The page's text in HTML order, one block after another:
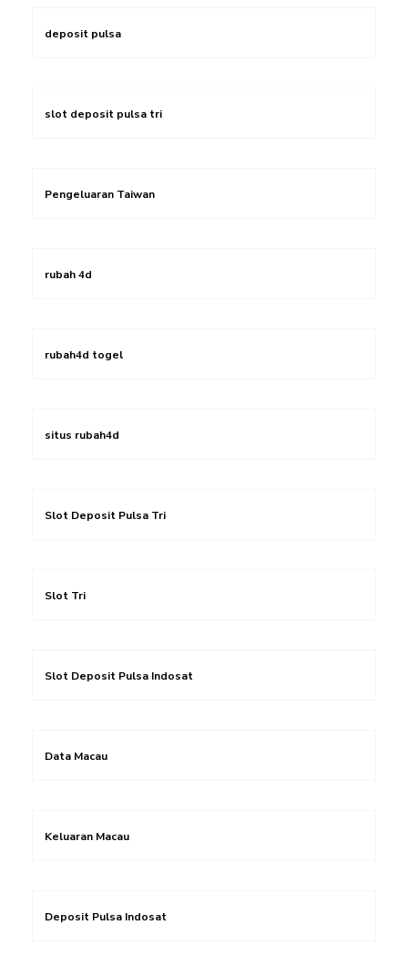
deposit pulsa
slot deposit pulsa tri
Pengeluaran Taiwan
rubah 4d
rubah4d togel
situs rubah4d
Slot Deposit Pulsa Tri
Slot Tri
Slot Deposit Pulsa Indosat
Data Macau
Keluaran Macau
Deposit Pulsa Indosat